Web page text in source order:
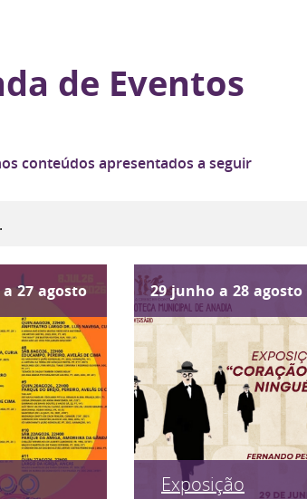
de Eventos
conteúdos apresentados a seguir
a 27 agosto 29 junho a 28 agosto
Exposição